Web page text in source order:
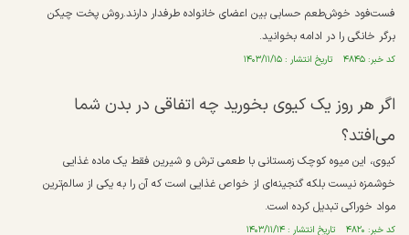
فست‌فود خوش‌طعم حسابی بین اعضای خانواده طرفدار دارند.روش پخت چیکن
برگر خانگی را در ادامه بخوانید.
کد خبر: ۴۸۴۵ تاریخ انتشار : ۱۴۰۳/۱۱/۱۵
اگر هر روز یک کیوی بخورید چه اتفاقی در بدن شما
می‌افتد؟
کیوی، این میوه کوچک زمستانی با طعمی ترش و شیرین فقط یک ماده غذایی
خوشمزه نیست بلکه گنجینه‌ای از خواص غذایی است که آن را به یکی از سالم‌ترین
مواد خوراکی تبدیل کرده است.
کد خبر: ۴۸۲۰ تاریخ انتشار : ۱۴۰۳/۱۱/۱۴